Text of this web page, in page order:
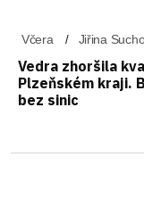
Včera Jiřina
Vedra zhoršila
Plzeňském kraji.
bez sinic